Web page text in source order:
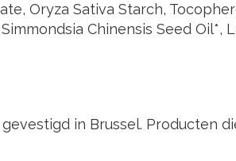
Oryza Sativa Starch,
Chinensis Seed Oil*,
in Brussel. Producten